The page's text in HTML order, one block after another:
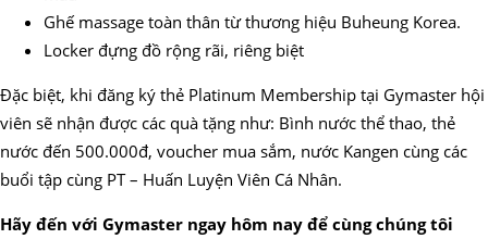
Ghế massage toàn thân từ thương hiệu Buheung Korea.
Locker đựng đồ rộng rãi, riêng biệt
Đặc biệt, khi đăng ký thẻ Platinum Membership tại Gymaster hội
viên sẽ nhận được các quà tặng như: Bình nước thể thao, thẻ
nước đến 500.000đ, voucher mua sắm, nước Kangen cùng các
buổi tập cùng PT – Huấn Luyện Viên Cá Nhân.
Hãy đến với Gymaster ngay hôm nay để cùng chúng tôi